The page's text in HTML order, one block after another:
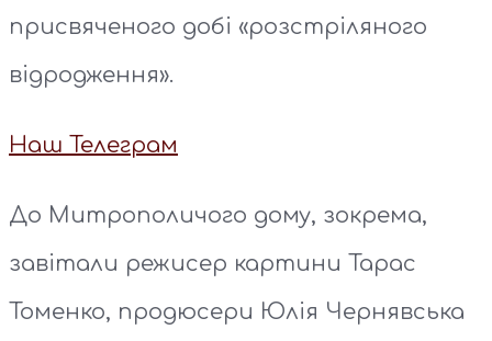
присвяченого добі «розстріляного
відродження».
Наш Телеграм
До Митрополичого дому, зокрема,
завітали режисер картини Тарас
Томенко, продюсери Юлія Чернявська